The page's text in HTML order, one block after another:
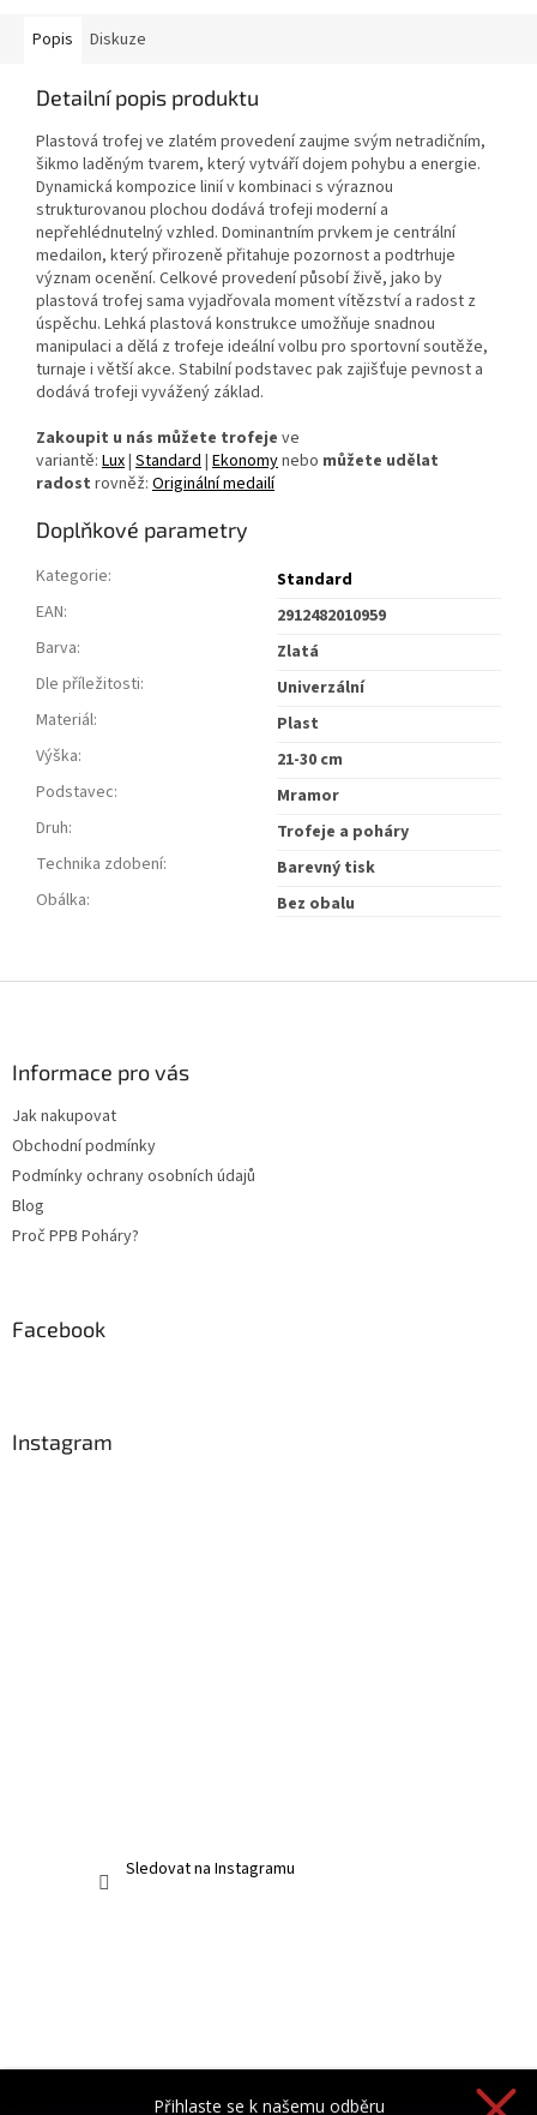
Popis Diskuze
Detailní popis produktu
Plastová trofej ve zlatém provedení zaujme svým netradičním,
šikmo laděným tvarem, který vytváří dojem pohybu a energie.
Dynamická kompozice linií v kombinaci s výraznou
strukturovanou plochou dodává trofeji moderní a
nepřehlédnutelný vzhled. Dominantním prvkem je centrální
medailon, který přirozeně přitahuje pozornost a podtrhuje
význam ocenění. Celkové provedení působí živě, jako by
plastová trofej sama vyjadřovala moment vítězství a radost z
úspěchu. Lehká plastová konstrukce umožňuje snadnou
manipulaci a dělá z trofeje ideální volbu pro sportovní soutěže,
turnaje i větší akce. Stabilní podstavec pak zajišťuje pevnost a
dodává trofeji vyvážený základ.
Zakoupit u nás můžete trofeje ve
variantě: Lux| Standard| Ekonomynebo můžete udělat
radost rovněž: Originální medailí
Doplňkové parametry
Kategorie:
Standard
EAN:
2912482010959
Barva:
Zlatá
Dle příležitosti:
Univerzální
Materiál:
Plast
Výška:
21-30 cm
Podstavec:
Mramor
Druh:
Trofeje a poháry
Technika zdobení:
Barevný tisk
Obálka: Bez obalu
Informace pro vás
Jak nakupovat
Obchodní podmínky
Podmínky ochrany osobních údajů
Blog
Proč PPB Poháry?
Facebook
Instagram
Sledovat na Instagramu
Přihlaste se k našemu odběru